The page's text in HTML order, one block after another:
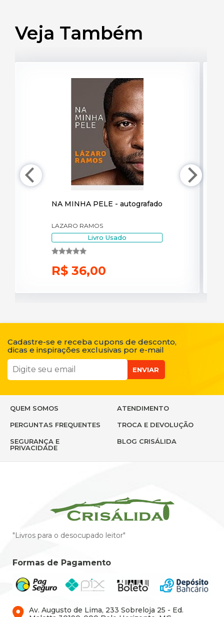
Veja Também
NA MINHA PELE - autografado
LAZARO RAMOS
Livro Usado
R$ 36,00
Cadastre-se e receba cupons de desconto,
dicas e inspirações exclusivas por e-mail
ENVIAR
QUEM SOMOS ATENDIMENTO
PERGUNTAS FREQUENTES TROCA E DEVOLUÇÃO
SEGURANÇA E
PRIVACIDADE
BLOG CRISÁLIDA
"Livros para o desocupado leitor"
Formas de Pagamento
Av. Augusto de Lima, 233 Sobreloja 25 - Ed.